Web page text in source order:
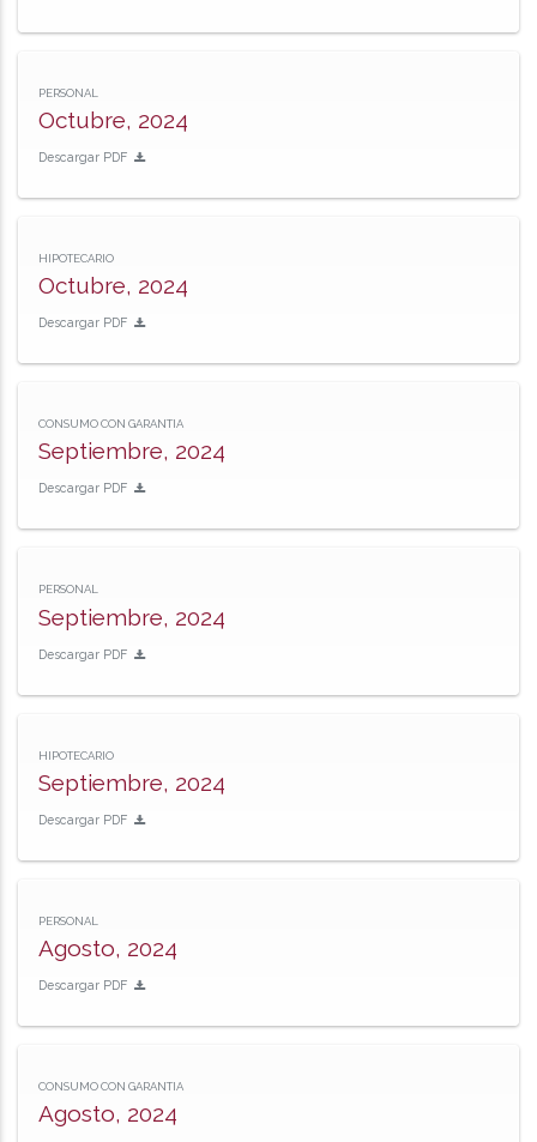
PERSONAL
Octubre, 2024
Descargar PDF
HIPOTECARIO
Octubre, 2024
Descargar PDF
CONSUMO CON GARANTIA
Septiembre, 2024
Descargar PDF
PERSONAL
Septiembre, 2024
Descargar PDF
HIPOTECARIO
Septiembre, 2024
Descargar PDF
PERSONAL
Agosto, 2024
Descargar PDF
CONSUMO CON GARANTIA
Agosto, 2024